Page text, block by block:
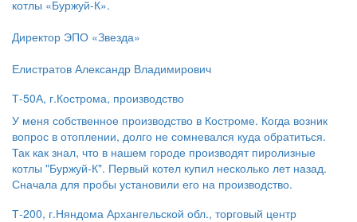
котлы «Буржуй-К».
Директор ЭПО «Звезда»
Елистратов Александр Владимирович
Т-50А, г.Кострома, производство
У меня собственное производство в Костроме. Когда возник
вопрос в отоплении, долго не сомневался куда обратиться.
Так как знал, что в нашем городе производят пиролизные
котлы "Буржуй-К". Первый котел купил несколько лет назад.
Сначала для пробы установили его на производство.
Т-200, г.Няндома Архангельской обл., торговый центр